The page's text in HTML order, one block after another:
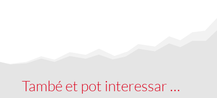
També et pot interessar …